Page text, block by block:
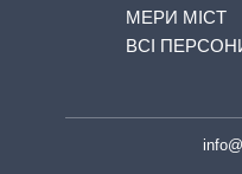
МЕРИ МІСТ
ВСІ